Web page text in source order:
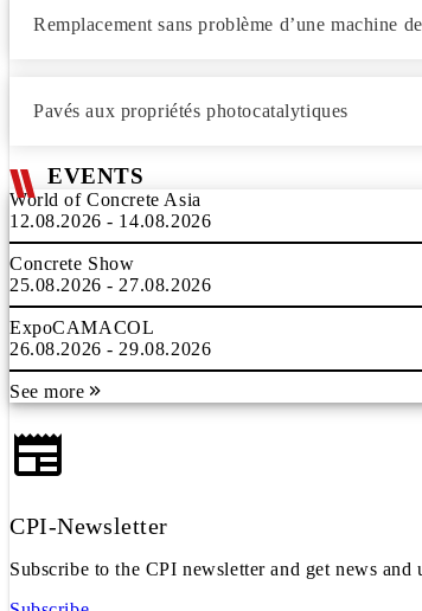
Remplacement sans problème d’une machine
Pavés aux propriétés photocatalytiques
EVENTS
World of Concrete Asia
12.08.2026 - 14.08.2026
Concrete Show
25.08.2026 - 27.08.2026
ExpoCAMACOL
26.08.2026 - 29.08.2026
See more
CPI-Newsletter
Subscribe to the CPI newsletter and get news